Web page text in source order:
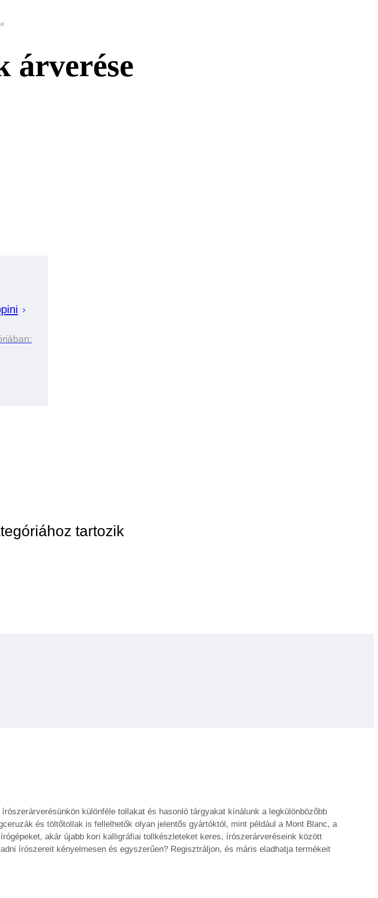
árverése
tartozik
különféle tollakat és hasonló tárgyakat kínálunk a legkülönbözőbb
és töltőtollak is fellelhetők olyan jelentős gyártóktól, mint például a Mont Blanc, a
akár újabb kori kalligráfiai tollkészleteket keres, írószerárveréseink között
írószereit kényelmesen és egyszerűen? Regisztráljon, és máris eladhatja termékeit